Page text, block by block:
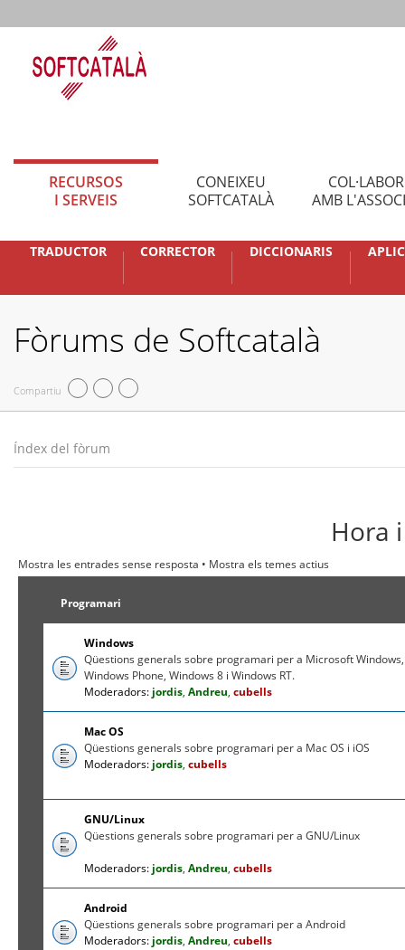
RECURSOS
I SERVEIS
CONEIXEU
SOFTCATALÀ
AMB
TRADUCTOR CORRECTOR DICCIONARIS
Fòrums de Softcatalà
Compartiu
Índex del fòrum
Hora
Mostra les entrades sense resposta • Mostra els temes actius
Programari
Windows
Qüestions generals sobre programari per a Microsoft Windows,
Windows Phone, Windows 8 i Windows RT.
Moderadors: jordis,Andreu,cubells
Mac OS
Qüestions generals sobre programari per a Mac OS i iOS
Moderadors: jordis,cubells
GNU/Linux
Qüestions generals sobre programari per a GNU/Linux
Moderadors: jordis,Andreu,cubells
Android
Qüestions generals sobre programari per a Android
Moderadors: jordis,Andreu,cubells